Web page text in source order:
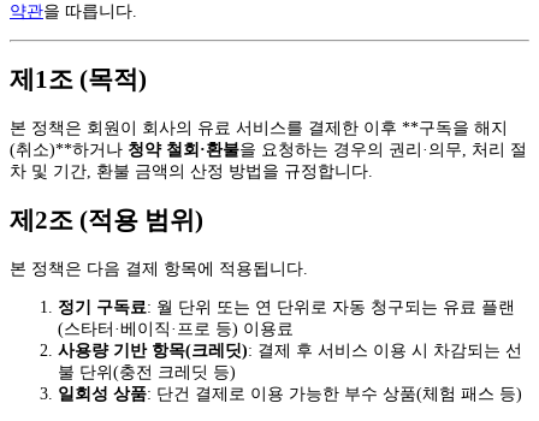
약관을 따릅니다.
제1조 (목적)
본 정책은 회원이 회사의 유료 서비스를 결제한 이후 **구독을 해지
(취소)**하거나 청약 철회·환불을 요청하는 경우의 권리·의무, 처리 절
차 및 기간, 환불 금액의 산정 방법을 규정합니다.
제2조 (적용 범위)
본 정책은 다음 결제 항목에 적용됩니다.
정기 구독료: 월 단위 또는 연 단위로 자동 청구되는 유료 플랜
(스타터·베이직·프로 등) 이용료
사용량 기반 항목(크레딧): 결제 후 서비스 이용 시 차감되는 선
불 단위(충전 크레딧 등)
일회성 상품: 단건 결제로 이용 가능한 부수 상품(체험 패스 등)